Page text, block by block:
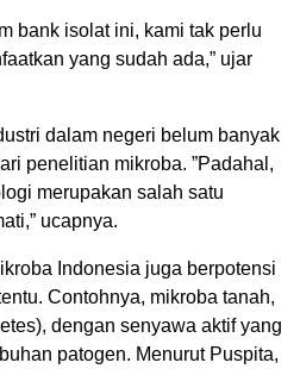
bank isolat ini, kami tak perlu
yang sudah ada,” ujar
dalam negeri belum banyak
penelitian mikroba. ”Padahal,
merupakan salah satu
ucapnya.
Indonesia juga berpotensi
Contohnya, mikroba tanah,
dengan senyawa aktif yang
patogen. Menurut Puspita,